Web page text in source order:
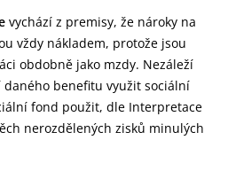
vychází z premisy, že nároky na
vždy nákladem, protože jsou
obdobně jako mzdy. Nezáleží
benefitu využit sociální
fond použit, dle Interpretace
nerozdělených zisků minulých